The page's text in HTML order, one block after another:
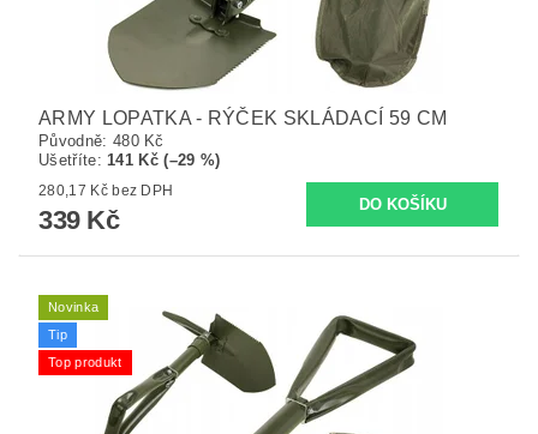
ARMY LOPATKA - RÝČEK SKLÁDACÍ 59 CM
Původně: 480 Kč
Ušetříte:141 Kč (–29 %)
280,17 Kč bez DPH
339 Kč
Novinka
Tip
Top produkt